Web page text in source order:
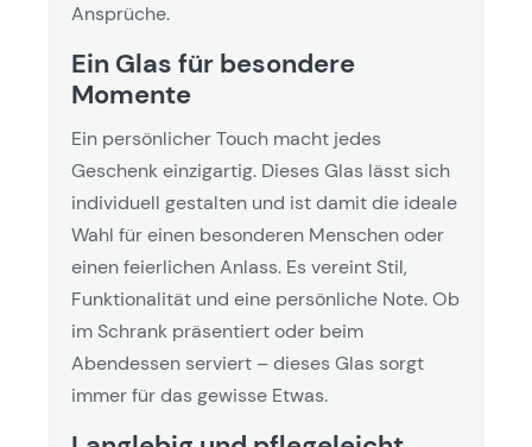
Ansprüche.
Ein Glas für besondere
Momente
Ein persönlicher Touch macht jedes
Geschenk einzigartig. Dieses Glas lässt sich
individuell gestalten und ist damit die ideale
Wahl für einen besonderen Menschen oder
einen feierlichen Anlass. Es vereint Stil,
Funktionalität und eine persönliche Note. Ob
im Schrank präsentiert oder beim
Abendessen serviert – dieses Glas sorgt
immer für das gewisse Etwas.